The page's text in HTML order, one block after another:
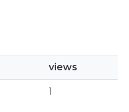
views
1